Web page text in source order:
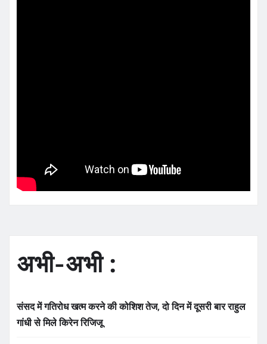
अभी-अभी :
संसद में गतिरोध खत्म करने की कोशिश तेज, दो दिन में दूसरी बार राहुल
गांधी से मिले किरेन रिजिजू